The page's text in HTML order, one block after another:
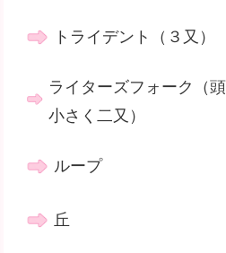
トライデント（３又）
ライターズフォーク（
小さく二又）
ループ
丘